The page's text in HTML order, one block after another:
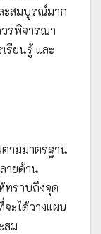
ะสมบูรณ์มาก
รพิจารณา
รียนรู้ และ
ามมาตรฐาน
ายด้าน
ทราบถึงจุด
ะได้วางแผน
สม